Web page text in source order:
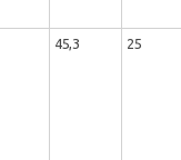
45,3 25